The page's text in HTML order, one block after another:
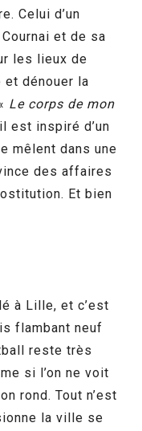
Celui d’un
et de sa
les lieux de
et dénouer la
Le corps de mon
est inspiré d’un
mêlent dans une
des affaires
Et bien
à Lille, et c’est
flambant neuf
reste très
si l’on ne voit
rond. Tout n’est
la ville se